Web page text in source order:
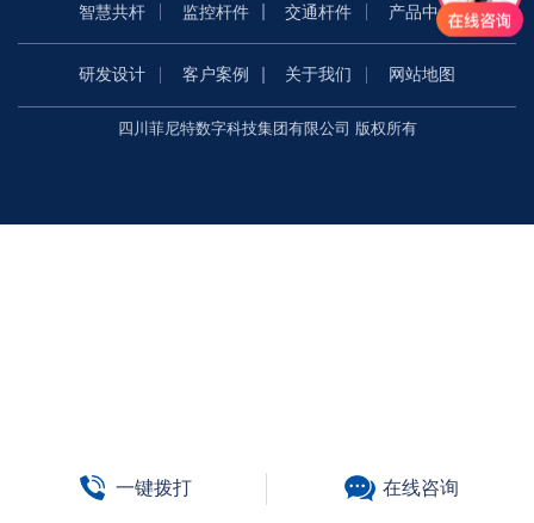
智慧共杆 监控杆件 交通杆件 产品中心
研发设计 客户案例 关于我们 网站地图
四川菲尼特数字科技集团有限公司 版权所有
一键拨打 在线咨询